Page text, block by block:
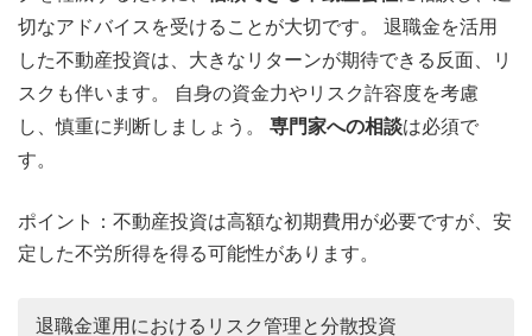
切なアドバイスを受けることが大切です。 退職金を活用
した不動産投資は、大きなリターンが期待できる反面、リ
スクも伴います。 自身の資金力やリスク許容度を考慮
し、慎重に判断しましょう。 専門家への相談は必須で
す。
ポイント：不動産投資は高額な初期費用が必要ですが、安
定した不労所得を得る可能性があります。
退職金運用におけるリスク管理と分散投資